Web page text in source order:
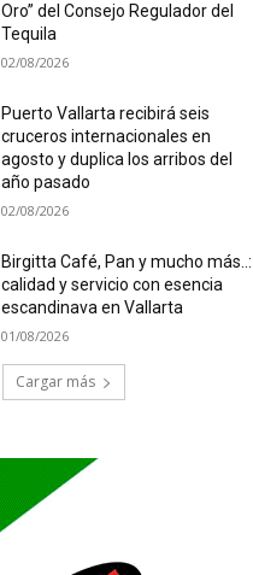
Oro” del Consejo Regulador del
Tequila
02/08/2026
Puerto Vallarta recibirá seis
cruceros internacionales en
agosto y duplica los arribos del
año pasado
02/08/2026
Birgitta Café, Pan y mucho más..:
calidad y servicio con esencia
escandinava en Vallarta
01/08/2026
Cargar más